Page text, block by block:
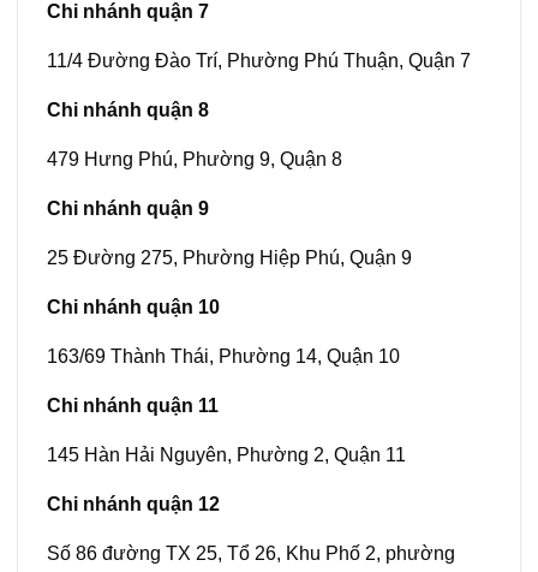
Chi nhánh quận 7
11/4 Đường Đào Trí, Phường Phú Thuận, Quận 7
Chi nhánh quận 8
479 Hưng Phú, Phường 9, Quận 8
Chi nhánh quận 9
25 Đường 275, Phường Hiệp Phú, Quận 9
Chi nhánh quận 10
163/69 Thành Thái, Phường 14, Quận 10
Chi nhánh quận 11
145 Hàn Hải Nguyên, Phường 2, Quận 11
Chi nhánh quận 12
Số 86 đường TX 25, Tổ 26, Khu Phố 2, phường